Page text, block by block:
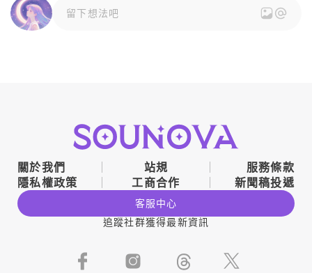
留下想法吧
關於我們 站規
服務條款
隱私權政策
工商合作 新聞稿投遞
客服中心
追蹤社群獲得最新資訊